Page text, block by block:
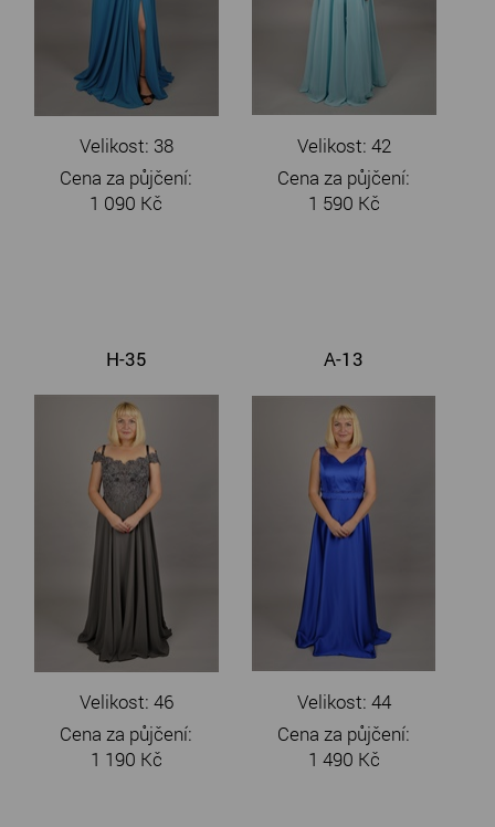
Velikost: 38
Cena za půjčení:
1 090 Kč
Velikost: 42
Cena za půjčení:
1 590 Kč
H-35
Velikost: 46
Cena za půjčení:
1 190 Kč
A-13
Velikost: 44
Cena za půjčení:
1 490 Kč